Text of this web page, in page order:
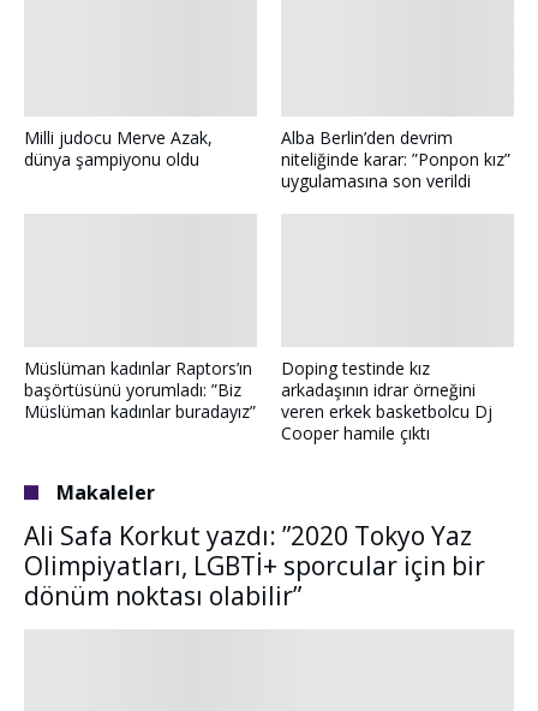
Milli judocu Merve Azak,
dünya şampiyonu oldu
Alba Berlin’den devrim
niteliğinde karar: ”Ponpon kız”
uygulamasına son verildi
Müslüman kadınlar Raptors’ın
başörtüsünü yorumladı: ”Biz
Müslüman kadınlar buradayız”
Doping testinde kız
arkadaşının idrar örneğini
veren erkek basketbolcu Dj
Cooper hamile çıktı
Makaleler
Ali Safa Korkut yazdı: ”2020 Tokyo Yaz
Olimpiyatları, LGBTİ+ sporcular için bir
dönüm noktası olabilir”